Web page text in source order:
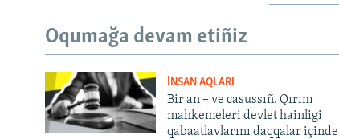
Oqumağa devam etiñiz
İNSAN AQLARI
Bir an – ve casussıñ. Qırım
mahkemeleri devlet hainligi
qabaatlavlarını daqqalar içinde